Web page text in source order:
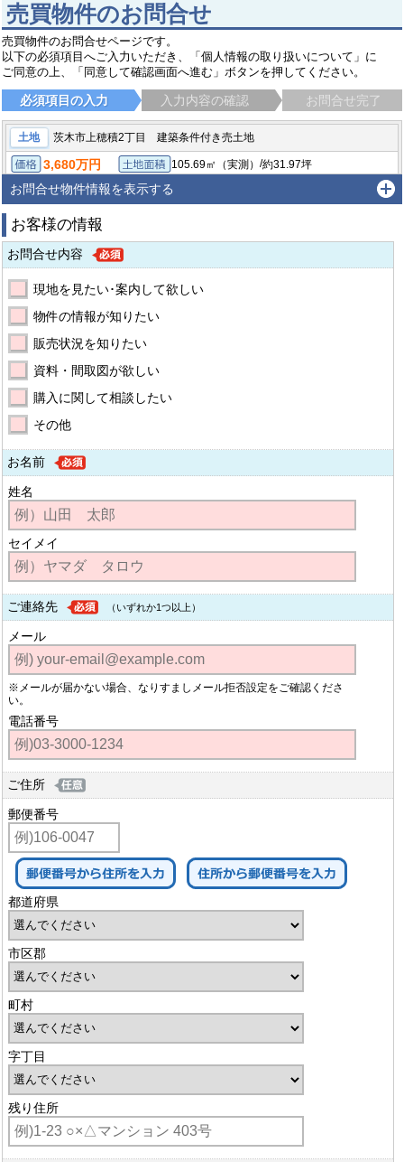
売買物件のお問合せ
売買物件のお問合せページです。
以下の必須項目へご入力いただき、「個人情報の取り扱いについて」に
ご同意の上、「同意して確認画面へ進む」ボタンを押してください。
必須項目の入力 入力内容の確認 お問合せ完了
土地 茨木市上穂積2丁目 建築条件付き売土地
価格
3,680万円 土地面積
105.69㎡（実測）/約31.97坪
参考プラン
建物面積:102.46㎡ 間取り:4LDK
茨木市上穂積２丁目東海道・山陽本線 茨木（大阪）駅 徒歩15分
お問合せ物件情報を表示する
お客様の情報
お問合せ内容
現地を見たい･案内して欲しい
物件の情報が知りたい
販売状況を知りたい
資料・間取図が欲しい
購入に関して相談したい
その他
お名前
姓名
セイメイ
ご連絡先 （いずれか1つ以上）
メール
※メールが届かない場合、なりすましメール拒否設定をご確認くださ
い。
電話番号
ご住所
郵便番号
都道府県
市区郡
町村
字丁目
残り住所